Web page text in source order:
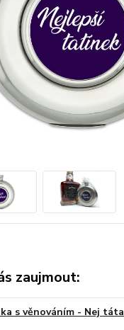
zaujmout:
s věnováním - Nej táta